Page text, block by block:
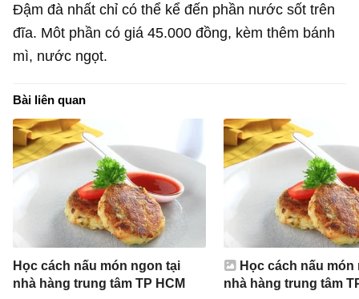
Đậm đà nhất chỉ có thể kể đến phần nước sốt trên
đĩa. Môt phần có giá 45.000 đồng, kèm thêm bánh
mì, nước ngọt.
Bài liên quan
Học cách nấu món ngon tại
nhà hàng trung tâm TP HCM
Học cách nấu món
nhà hàng trung tâm